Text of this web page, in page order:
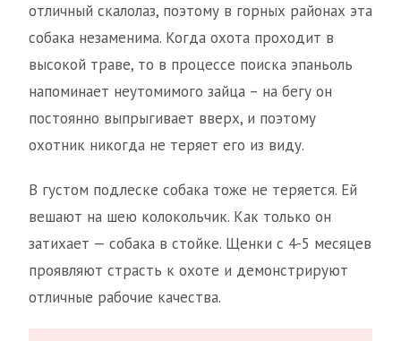
отличный скалолаз, поэтому в горных районах эта
собака незаменима. Когда охота проходит в
высокой траве, то в процессе поиска эпаньоль
напоминает неутомимого зайца – на бегу он
постоянно выпрыгивает вверх, и поэтому
охотник никогда не теряет его из виду.
В густом подлеске собака тоже не теряется. Ей
вешают на шею колокольчик. Как только он
затихает — собака в стойке. Щенки с 4-5 месяцев
проявляют страсть к охоте и демонстрируют
отличные рабочие качества.